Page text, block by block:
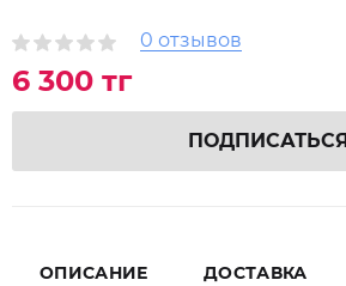
0 отзывов
6 300 тг
ПОДПИСАТЬСЯ
ОПИСАНИЕ ДОСТАВКА